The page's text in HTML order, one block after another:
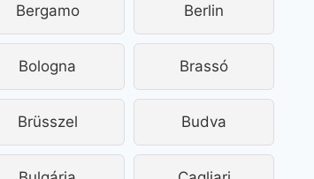
Bergamo Berlin
Bologna Brassó
Brüsszel Budva